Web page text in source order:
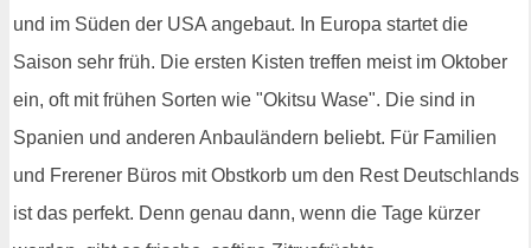
und im Süden der USA angebaut. In Europa startet die
Saison sehr früh. Die ersten Kisten treffen meist im Oktober
ein, oft mit frühen Sorten wie "Okitsu Wase". Die sind in
Spanien und anderen Anbauländern beliebt. Für Familien
und Frerener Büros mit Obstkorb um den Rest Deutschlands
ist das perfekt. Denn genau dann, wenn die Tage kürzer